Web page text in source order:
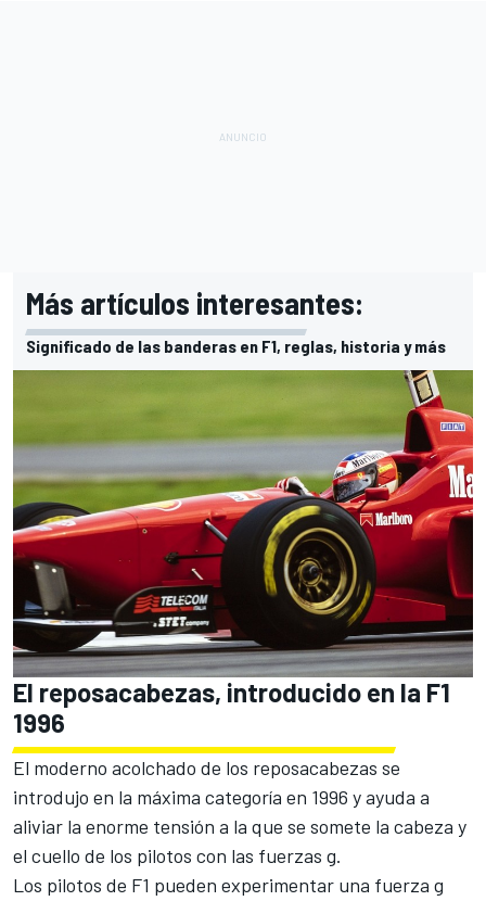
Más artículos interesantes:
Significado de las banderas en F1, reglas, historia y más
El reposacabezas, introducido en la F1
1996
El moderno acolchado de los reposacabezas se
introdujo en la máxima categoría en 1996 y ayuda a
aliviar la enorme tensión a la que se somete la cabeza y
el cuello de los pilotos con las fuerzas g.
Los pilotos de F1 pueden experimentar una fuerza g